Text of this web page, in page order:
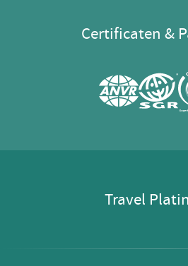
Certificaten &
Travel